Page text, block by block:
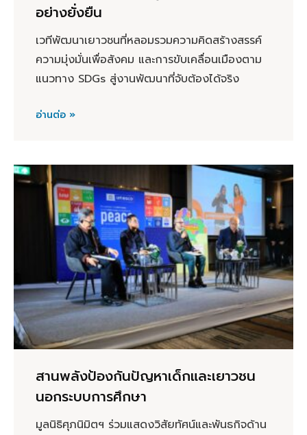
อย่างยั่งยืน
เวทีพัฒนาเยาวชนที่หลอมรวมความคิดสร้างสรรค์
ความมุ่งมั่นเพื่อสังคม และการขับเคลื่อนเมืองตาม
แนวทาง SDGs สู่งานพัฒนาที่จับต้องได้จริง
อ่านต่อ »
สานพลังป้องกันปัญหาเด็กและเยาวชน
นอกระบบการศึกษา
มูลนิธิศุภนิมิตฯ ร่วมแสดงวิสัยทัศน์และพันธกิจด้าน